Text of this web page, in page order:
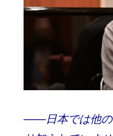
――日本では他